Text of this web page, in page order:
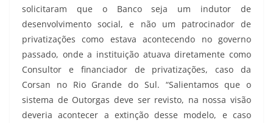
solicitaram que o Banco seja um indutor de
desenvolvimento social, e não um patrocinador de
privatizações como estava acontecendo no governo
passado, onde a instituição atuava diretamente como
Consultor e financiador de privatizações, caso da
Corsan no Rio Grande do Sul. “Salientamos que o
sistema de Outorgas deve ser revisto, na nossa visão
deveria acontecer a extinção desse modelo, e caso